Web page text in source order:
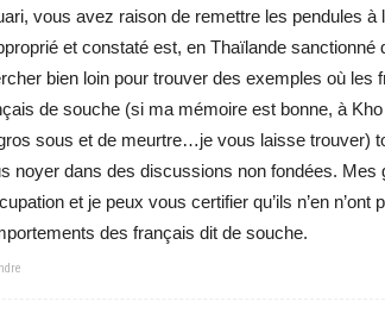
vous avez raison de remettre les pendules à
et constaté est, en Thaïlande sanctionné
bien loin pour trouver des exemples où les
de souche (si ma mémoire est bonne, à
sous et de meurtre…je vous laisse trouver)
noyer dans des discussions non fondées. Mes
et je peux vous certifier qu’ils n’en
des français dit de souche.